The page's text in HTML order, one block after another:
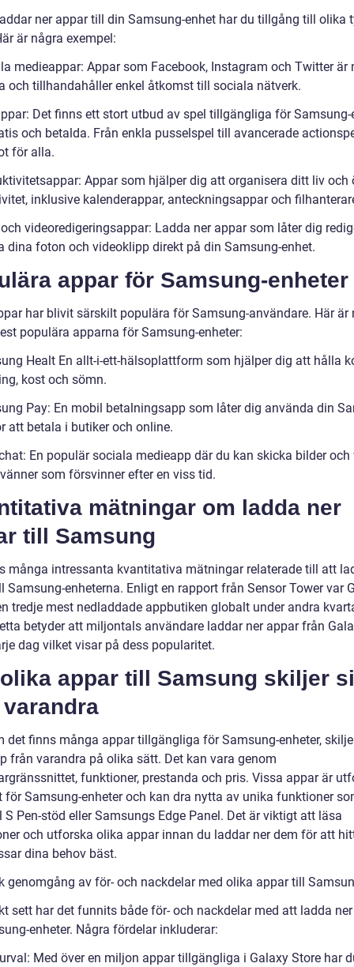
ner appar till din Samsung-enhet har du tillgång till olika
är några exempel:
medieappar: Appar som Facebook, Instagram och Twitter är
och tillhandahåller enkel åtkomst till sociala nätverk.
Det finns ett stort utbud av spel tillgängliga för Samsung-
och betalda. Från enkla pusselspel till avancerade
för alla.
Appar som hjälper dig att organisera ditt liv och
inklusive kalenderappar, anteckningsappar och
videoredigeringsappar: Ladda ner appar som låter dig
dina foton och videoklipp direkt på din Samsung-enhet.
appar för Samsung-enheter
har blivit särskilt populära för Samsung-användare. Här är
populära apparna för Samsung-enheter:
Healt En allt-i-ett-hälsoplattform som hjälper dig att hålla
kost och sömn.
Pay: En mobil betalningsapp som låter dig använda din
att betala i butiker och online.
En populär sociala medieapp där du kan skicka bilder och
som försvinner efter en viss tid.
mätningar om ladda ner
till Samsung
många intressanta kvantitativa mätningar relaterade till att
Samsung-enheterna. Enligt en rapport från Sensor Tower var
tredje mest nedladdade appbutiken globalt under andra
betyder att miljontals användare laddar ner appar från
dag vilket visar på dess popularitet.
appar till Samsung skiljer
det finns många appar tillgängliga för Samsung-enheter,
från varandra på olika sätt. Det kan vara genom
funktioner, prestanda och pris. Vissa appar är
för Samsung-enheter och kan dra nytta av unika funktioner
S Pen-stöd eller Samsungs Edge Panel. Det är viktigt att läsa
och utforska olika appar innan du laddar ner dem för att
dina behov bäst.
genomgång av för- och nackdelar med olika appar till
sett har det funnits både för- och nackdelar med att ladda
enheter. Några fördelar inkluderar:
Med över en miljon appar tillgängliga i Galaxy Store har